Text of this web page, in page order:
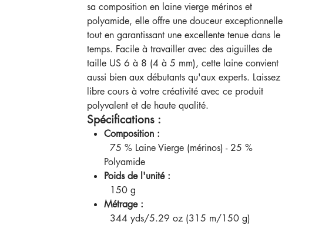
sa composition en laine vierge mérinos et
polyamide, elle offre une douceur exceptionnelle
tout en garantissant une excellente tenue dans le
temps. Facile à travailler avec des aiguilles de
taille US 6 à 8 (4 à 5 mm), cette laine convient
aussi bien aux débutants qu'aux experts. Laissez
libre cours à votre créativité avec ce produit
polyvalent et de haute qualité.
Spécifications :
Composition :
75 % Laine Vierge (mérinos) - 25 %
Polyamide
Poids de l'unité :
150 g
Métrage :
344 yds/5.29 oz (315 m/150 g)